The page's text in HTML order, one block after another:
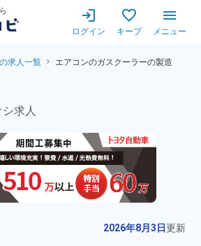
ログイン キープ メニュー
求人一覧 エアコンのガスクーラーの製造
ガスクーラーの
求人
2026年8月3日更新